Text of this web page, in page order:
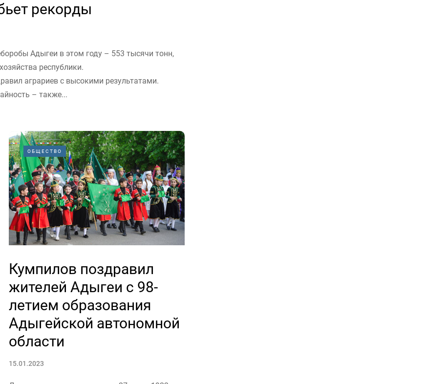
рекорды
Адыгеи в этом году – 553 тысячи тонн,
республики.
аграриев с высокими результатами.
– также...
ОБЩЕСТВО
Кумпилов поздравил
жителей Адыгеи с 98-
летием образования
Адыгейской автономной
области
15.01.2023